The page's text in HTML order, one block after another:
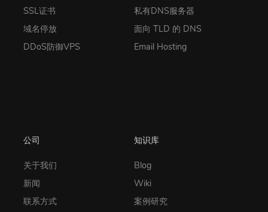
SSL证书
域名停放
DDoS防御VPS
私有DNS服务器
面向 TLD 的 DNS
Email Hosting
公司
关于我们
新闻
联系方式
知识库
Blog
Wiki
案例研究